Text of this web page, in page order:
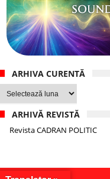
ARHIVA CURENTĂ
Arhiva
curentă
ARHIVĂ REVISTĂ
Revista CADRAN POLITIC